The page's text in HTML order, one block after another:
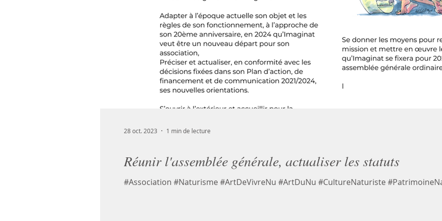
Réunir l'assemblée générale, actualiser les statuts
#Association #Naturisme #ArtDeVivreNu #ArtDuNu #CultureNaturiste
28 oct. 2023 1 min de lecture